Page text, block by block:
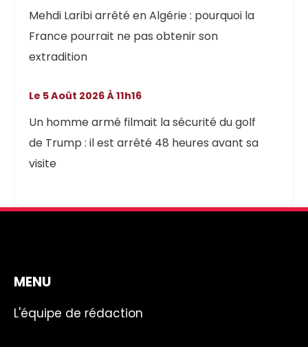
Mehdi Laribi arrêté en Algérie : pourquoi la
France pourrait ne pas obtenir son
extradition
Un homme armé filmait la sécurité du golf
de Trump : il est arrêté 48 heures avant sa
visite
Le 5 Août 2026 À 11h16
MENU
L'équipe de rédaction